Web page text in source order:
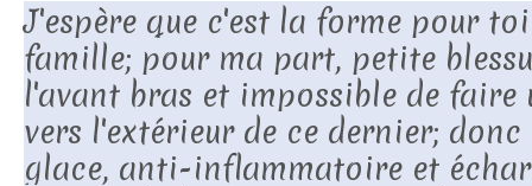
J'espère que c'est la forme pour
famille; pour ma part, petite
l'avant bras et impossible de
vers l'extérieur de ce dernier; donc
glace, anti-inflammatoire et